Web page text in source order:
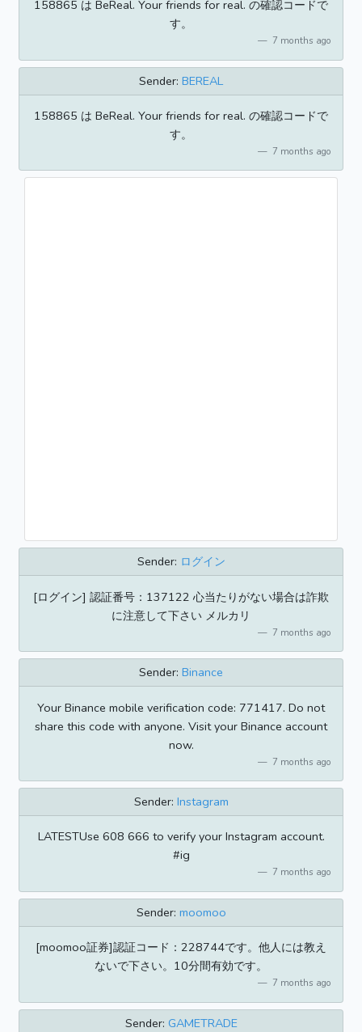
158865 は BeReal. Your friends for real. の確認コードで
す。
7 months ago
Sender: BEREAL
158865 は BeReal. Your friends for real. の確認コードで
す。
7 months ago
Sender: ログイン
[ログイン] 認証番号：137122 心当たりがない場合は詐欺
に注意して下さい メルカリ
7 months ago
Sender: Binance
Your Binance mobile verification code: 771417. Do not
share this code with anyone. Visit your Binance account
now.
7 months ago
Sender: Instagram
LATESTUse 608 666 to verify your Instagram account.
#ig
7 months ago
Sender: moomoo
[moomoo証券]認証コード：228744です。他人には教え
ないで下さい。10分間有効です。
7 months ago
Sender: GAMETRADE